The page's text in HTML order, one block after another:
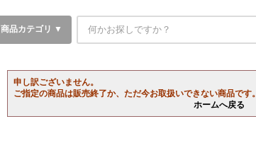
商品カテゴリ ▼
申し訳ございません。
ご指定の商品は販売終了か、ただ今お取扱いできない商品です。
ホームへ戻る